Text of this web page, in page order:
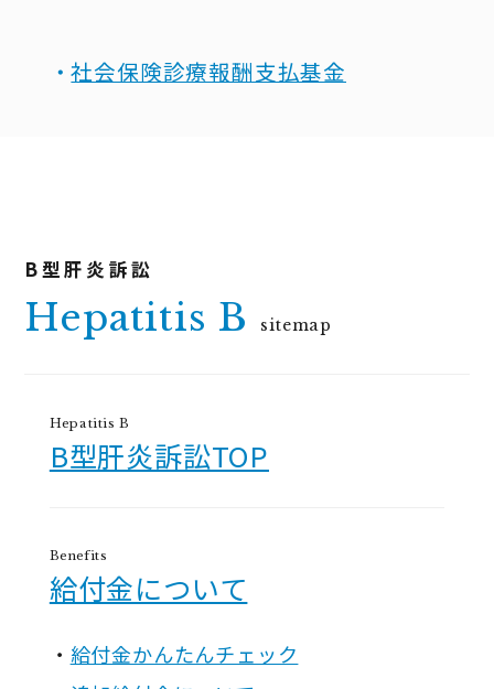
社会保険診療報酬支払基金
Hepatitis B sitemap
Hepatitis B
B型肝炎訴訟TOP
Benefits
給付金について
給付金かんたんチェック